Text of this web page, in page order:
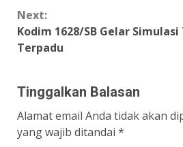
Next:
Kodim 1628/SB Gelar
Terpadu
Tinggalkan Balasan
Alamat email Anda tidak akan
yang wajib ditandai *